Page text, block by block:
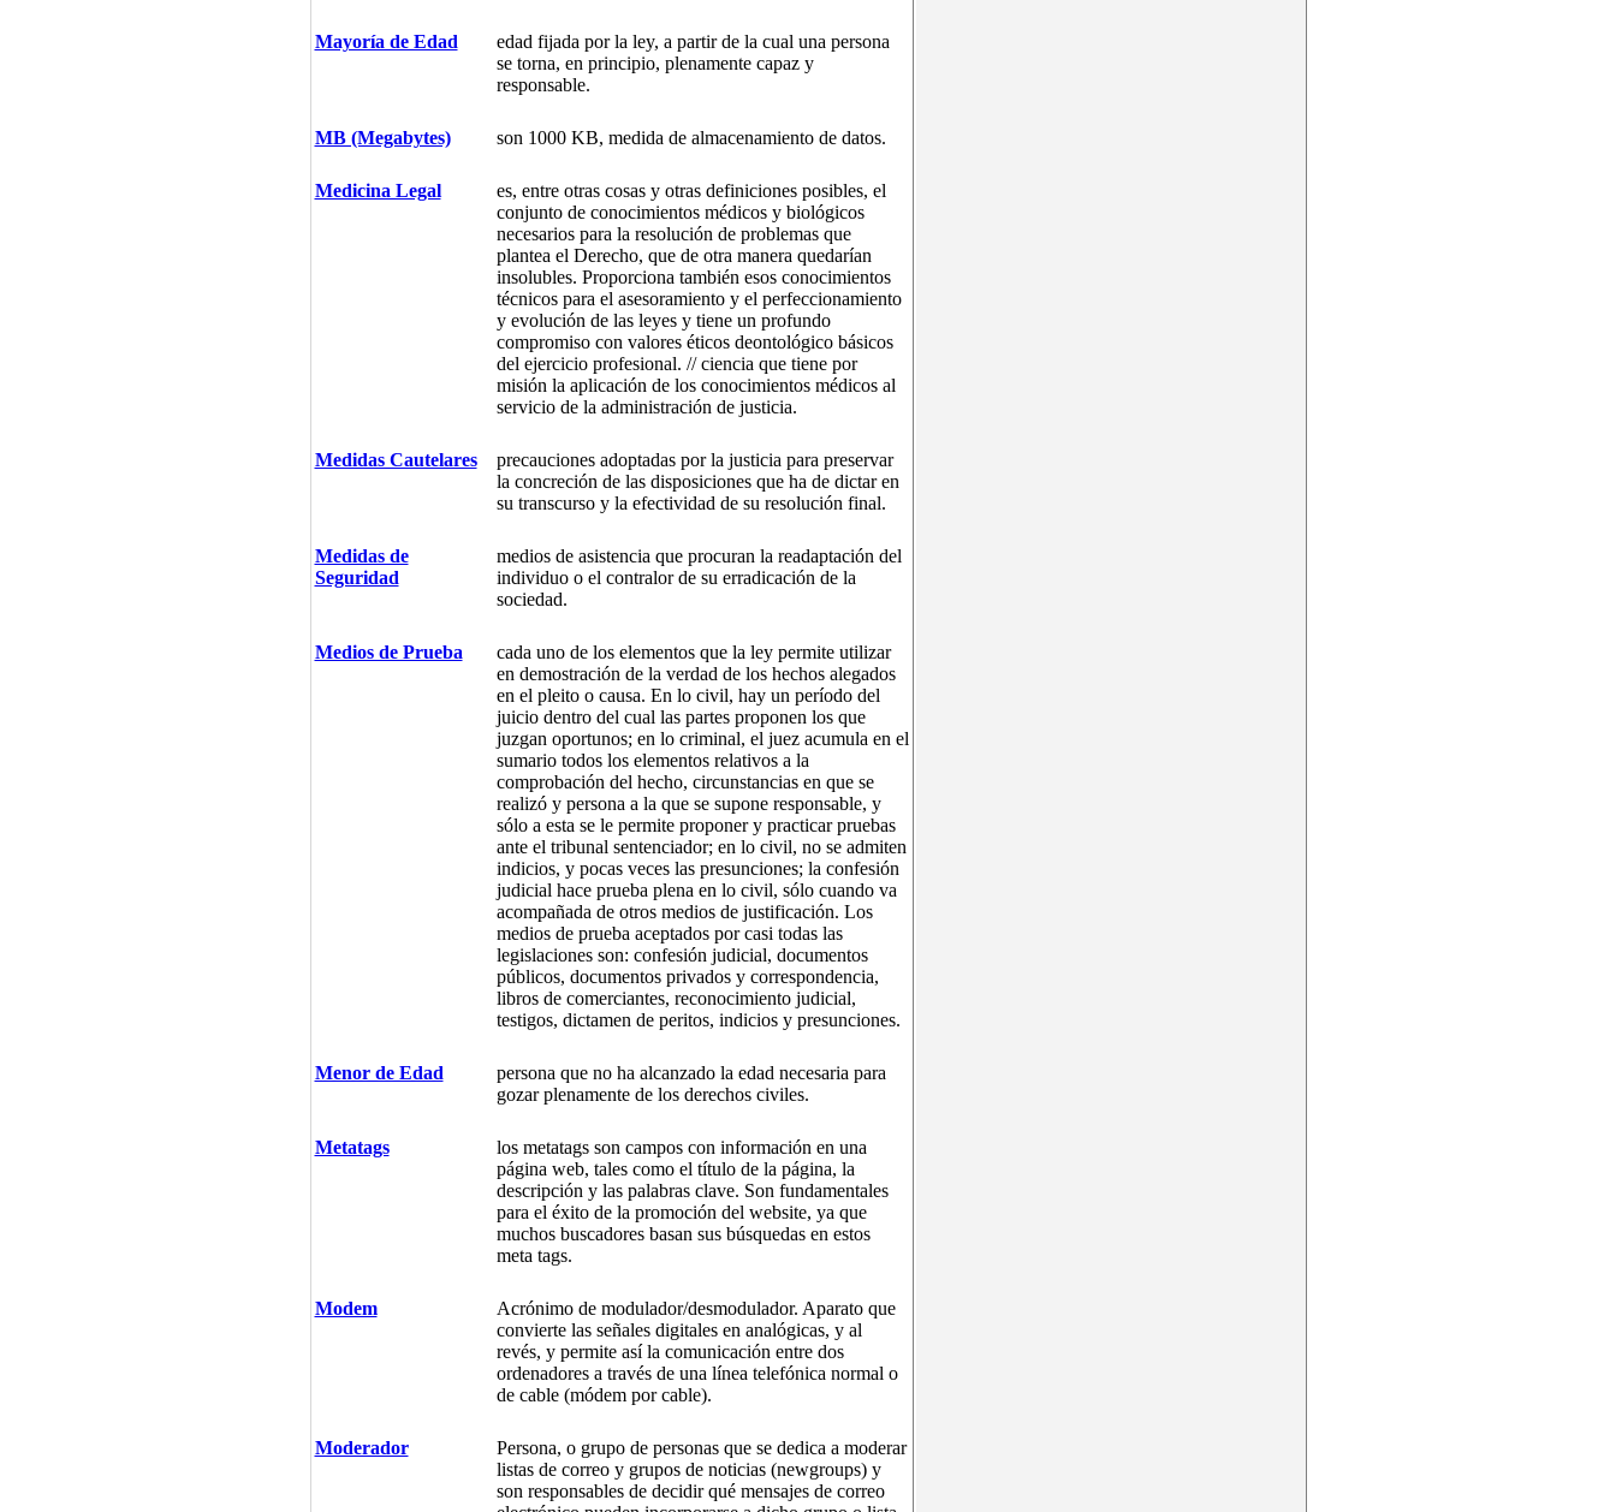
Mayoría de Edad
edad fijada por la ley, a partir de la cual una persona
se torna, en principio, plenamente capaz y
responsable.
MB (Megabytes) son 1000 KB, medida de almacenamiento de datos.
Medicina Legal
es, entre otras cosas y otras definiciones posibles, el
conjunto de conocimientos médicos y biológicos
necesarios para la resolución de problemas que
plantea el Derecho, que de otra manera quedarían
insolubles. Proporciona también esos conocimientos
técnicos para el asesoramiento y el perfeccionamiento
y evolución de las leyes y tiene un profundo
compromiso con valores éticos deontológico básicos
del ejercicio profesional. // ciencia que tiene por
misión la aplicación de los conocimientos médicos al
servicio de la administración de justicia.
Medidas Cautelares
precauciones adoptadas por la justicia para preservar
la concreción de las disposiciones que ha de dictar en
su transcurso y la efectividad de su resolución final.
Medidas de
Seguridad
medios de asistencia que procuran la readaptación del
individuo o el contralor de su erradicación de la
sociedad.
Medios de Prueba
cada uno de los elementos que la ley permite utilizar
en demostración de la verdad de los hechos alegados
en el pleito o causa. En lo civil, hay un período del
juicio dentro del cual las partes proponen los que
juzgan oportunos; en lo criminal, el juez acumula en el
sumario todos los elementos relativos a la
comprobación del hecho, circunstancias en que se
realizó y persona a la que se supone responsable, y
sólo a esta se le permite proponer y practicar pruebas
ante el tribunal sentenciador; en lo civil, no se admiten
indicios, y pocas veces las presunciones; la confesión
judicial hace prueba plena en lo civil, sólo cuando va
acompañada de otros medios de justificación. Los
medios de prueba aceptados por casi todas las
legislaciones son: confesión judicial, documentos
públicos, documentos privados y correspondencia,
libros de comerciantes, reconocimiento judicial,
testigos, dictamen de peritos, indicios y presunciones.
Menor de Edad
persona que no ha alcanzado la edad necesaria para
gozar plenamente de los derechos civiles.
Metatags
los metatags son campos con información en una
página web, tales como el título de la página, la
descripción y las palabras clave. Son fundamentales
para el éxito de la promoción del website, ya que
muchos buscadores basan sus búsquedas en estos
meta tags.
Modem
Acrónimo de modulador/desmodulador. Aparato que
convierte las señales digitales en analógicas, y al
revés, y permite así la comunicación entre dos
ordenadores a través de una línea telefónica normal o
de cable (módem por cable).
Moderador
Persona, o grupo de personas que se dedica a moderar
listas de correo y grupos de noticias (newgroups) y
son responsables de decidir qué mensajes de correo